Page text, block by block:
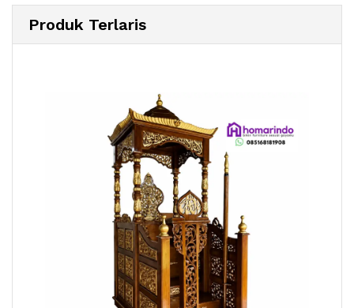
Produk Terlaris